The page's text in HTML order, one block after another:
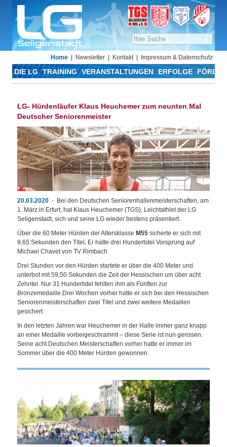
Home Newsletter Kontakt Impressum & Datenschutz
DIE LG TRAINING VERANSTALTUNGEN ERFOLGE
LG- Hürdenläufer Klaus Heuchemer zum neunten Mal
Deutscher Seniorenmeister
20.03.2020
Bei den Deutschen Seniorenhallenmeisterschaften, am
1. März in Erfurt, hat Klaus Heuchemer (TGS), Leichtathlet der LG
Seligenstadt, sich und seine LG wieder bestens präsentiert.
Über die 60 Meter Hürden der Altersklasse M55 sicherte er sich mit
9,65 Sekunden den Titel . Er hatte drei Hundertstel Vorsprung auf
Michael Chavet von TV Rimbach.
Drei Stunden vor den Hürden startete er über die 400 Meter und
unterbot mit 59,50 Sekunden die Zeit der Hessischen um über acht
Zehntel. Nur 31 Hundertstel fehlten ihm als Fünften zur
Bronzemedaille.Drei Wochen vorher hatte er sich bei den Hessischen
Seniorenmeisterschaften zwei Titel und zwei weitere Medaillen
gesichert.
In den letzten Jahren war Heuchemer in der Halle immer ganz knapp
an einer Medaille vorbeigeschrammt – diese Serie ist nun gerissen.
Seine acht Deutschen Meisterschaften vorher hatte er immer im
Sommer über die 400 Meter Hürden gewonnen.